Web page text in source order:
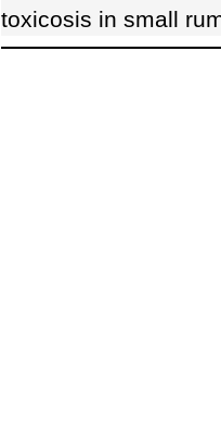
toxicosis in small